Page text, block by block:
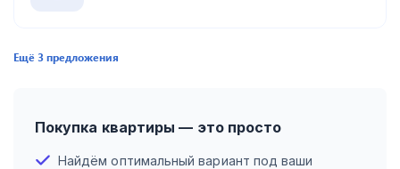
Ещё3предложения
Покупка квартиры — это просто
Найдём оптимальный вариант под ваши